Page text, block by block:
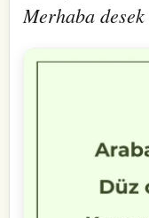
Merhaba